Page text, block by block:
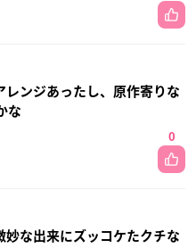
レンジあったし、原作寄りな
な
0
妙な出来にズッコケたクチな